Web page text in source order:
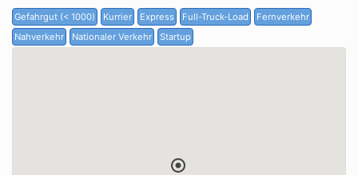
Gefahrgut (< 1000) Kurrier Express Full-Truck-Load
Fernverkehr
Nahverkehr
Nationaler Verkehr Startup